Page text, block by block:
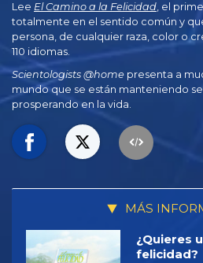
Lee El Camino a la Felicidad, el
totalmente en el sentido común y
persona, de cualquier raza, color o
110 idiomas.
Scientologists @home presenta a
mundo que se están manteniendo
prosperando en la vida.
MÁS
¿Quieres
felicidad?